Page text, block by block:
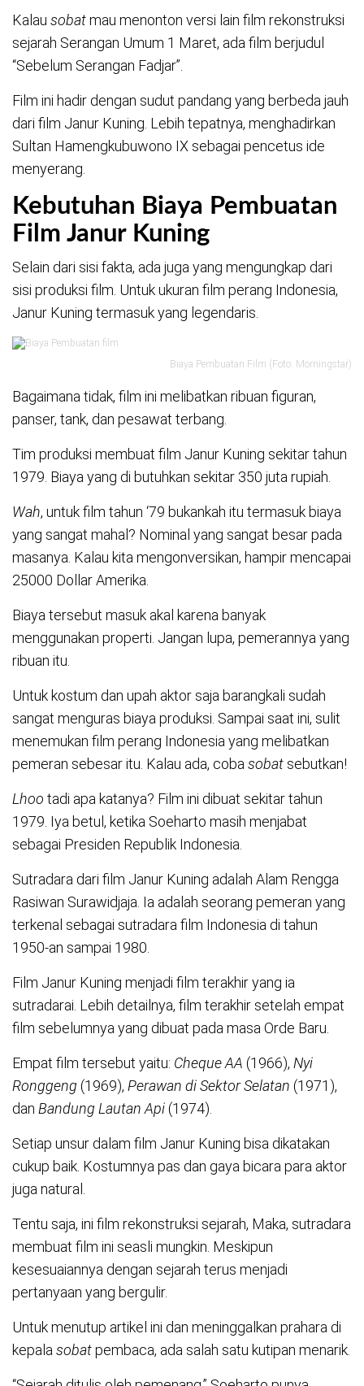
Kalau sobatmau menonton versi lain film rekonstruksi
sejarah Serangan Umum 1 Maret, ada film berjudul
“Sebelum Serangan Fadjar”.
Film ini hadir dengan sudut pandang yang berbeda jauh
dari film Janur Kuning. Lebih tepatnya, menghadirkan
Sultan Hamengkubuwono IX sebagai pencetus ide
menyerang.
Kebutuhan Biaya Pembuatan
Film Janur Kuning
Selain dari sisi fakta, ada juga yang mengungkap dari
sisi produksi film. Untuk ukuran film perang Indonesia,
Janur Kuning termasuk yang legendaris.
Biaya Pembuatan Film (Foto: Morningstar)
Bagaimana tidak, film ini melibatkan ribuan figuran,
panser, tank, dan pesawat terbang.
Tim produksi membuat film Janur Kuning sekitar tahun
1979. Biaya yang di butuhkan sekitar 350 juta rupiah.
Wah, untuk film tahun ‘79 bukankah itu termasuk biaya
yang sangat mahal? Nominal yang sangat besar pada
masanya. Kalau kita mengonversikan, hampir mencapai
25000 Dollar Amerika.
Biaya tersebut masuk akal karena banyak
menggunakan properti. Jangan lupa, pemerannya yang
ribuan itu.
Untuk kostum dan upah aktor saja barangkali sudah
sangat menguras biaya produksi. Sampai saat ini, sulit
menemukan film perang Indonesia yang melibatkan
pemeran sebesar itu. Kalau ada, coba sobat sebutkan!
Lhoo tadi apa katanya? Film ini dibuat sekitar tahun
1979. Iya betul, ketika Soeharto masih menjabat
sebagai Presiden Republik Indonesia.
Sutradara dari film Janur Kuning adalah Alam Rengga
Rasiwan Surawidjaja. Ia adalah seorang pemeran yang
terkenal sebagai sutradara film Indonesia di tahun
1950-an sampai 1980.
Film Janur Kuning menjadi film terakhir yang ia
sutradarai. Lebih detailnya, film terakhir setelah empat
film sebelumnya yang dibuat pada masa Orde Baru.
Empat film tersebut yaitu: Cheque AA (1966), Nyi
Ronggeng (1969), Perawan di Sektor Selatan (1971),
dan Bandung Lautan Api (1974).
Setiap unsur dalam film Janur Kuning bisa dikatakan
cukup baik. Kostumnya pas dan gaya bicara para aktor
juga natural.
Tentu saja, ini film rekonstruksi sejarah, Maka, sutradara
membuat film ini seasli mungkin. Meskipun
kesesuaiannya dengan sejarah terus menjadi
pertanyaan yang bergulir.
Untuk menutup artikel ini dan meninggalkan prahara di
kepala sobatpembaca, ada salah satu kutipan menarik.